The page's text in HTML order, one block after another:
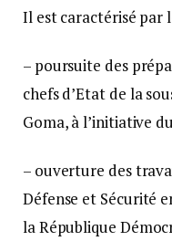
Il est caractérisé par
– poursuite des
chefs d’Etat de la
Goma, à l’initiative
– ouverture des
Défense et Sécurité
la République